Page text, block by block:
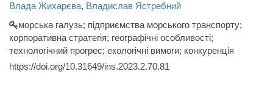
Влада Жихарєва, Владислав Ястребний
морська галузь; підприємства морського транспорту;
корпоративна стратегія; географічні особливості;
технологічний прогрес; екологічні вимоги; конкуренція
https://doi.org/10.31649/ins.2023.2.70.81